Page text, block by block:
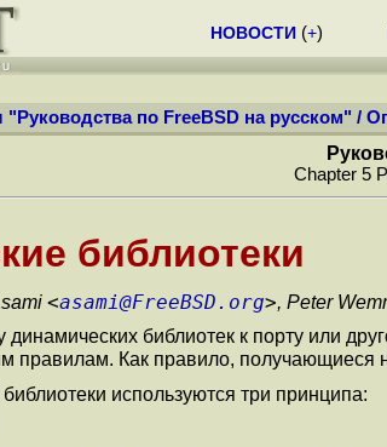
НОВОСТИ (+)
"Руководства по FreeBSD на русском" /
Chapter 5
библиотеки
<asami@FreeBSD.org>, Peter
библиотек к порту или
правилам. Как правило,
используются три принципа: